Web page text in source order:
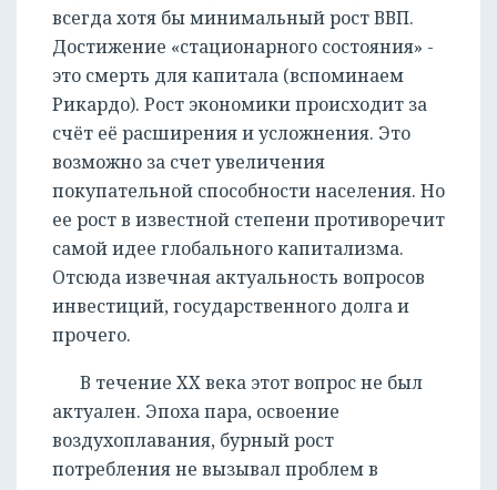
всегда хотя бы минимальный рост ВВП.
Достижение «стационарного состояния» -
это смерть для капитала (вспоминаем
Рикардо). Рост экономики происходит за
счёт её расширения и усложнения. Это
возможно за счет увеличения
покупательной способности населения. Но
ее рост в известной степени противоречит
самой идее глобального капитализма.
Отсюда извечная актуальность вопросов
инвестиций, государственного долга и
прочего.
В течение XX века этот вопрос не был
актуален. Эпоха пара, освоение
воздухоплавания, бурный рост
потребления не вызывал проблем в